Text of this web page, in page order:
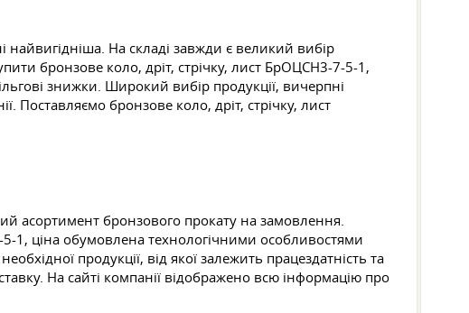
найвигідніша. На складі завжди є великий вибір
бронзове коло, дріт, стрічку, лист БрОЦСН3-7-5-1,
знижки. Широкий вибір продукції, вичерпні
Поставляємо бронзове коло, дріт, стрічку, лист
асортимент бронзового прокату на замовлення.
1, ціна обумовлена технологічними особливостями
продукції, від якої залежить працездатність та
На сайті компанії відображено всю інформацію про